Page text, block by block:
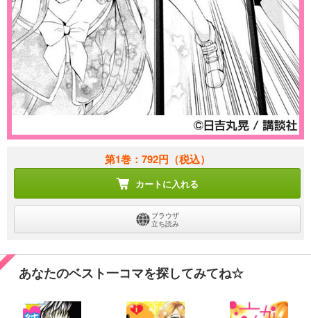
第1巻：792円 （税込）
カートに入れる
ブラウザ
立ち読み
あなたのベスト一コマを探してみてね☆